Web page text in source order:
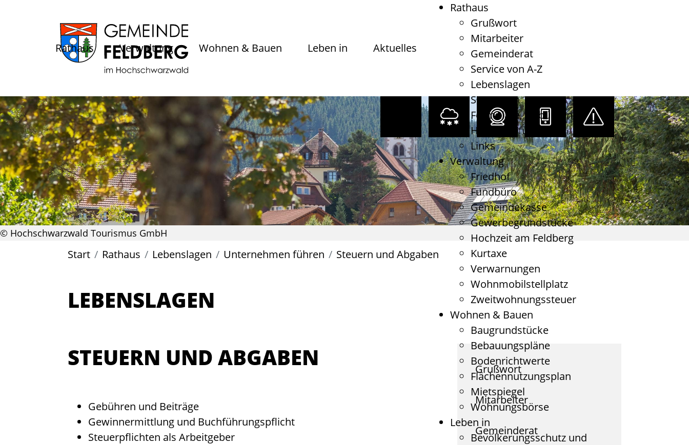
Rathaus Verwaltung Wohnen & Bauen Leben in Aktuelles
Rathaus
Grußwort
Mitarbeiter
Gemeinderat
Service von A-Z
Lebenslagen
Satzungen
Formulare, Gebühren
Haushaltsführung
Links
Verwaltung
Friedhof
Fundbüro
Gemeindekasse
Gewerbegrundstücke
Hochzeit am Feldberg
Kurtaxe
Verwarnungen
Wohnmobilstellplatz
Zweitwohnungssteuer
Wohnen & Bauen
Baugrundstücke
Bebauungspläne
Bodenrichtwerte
Flächennutzungsplan
Mietspiegel
Wohnungsbörse
Leben in
Bevölkerungsschutz und
© Hochschwarzwald Tourismus GmbH
Start Rathaus Lebenslagen Unternehmen führen Steuern und Abgaben
LEBENSLAGEN
STEUERN UND ABGABEN
Gebühren und Beiträge
Gewinnermittlung und Buchführungspflicht
Steuerpflichten als Arbeitgeber
Grußwort
Mitarbeiter
Gemeinderat